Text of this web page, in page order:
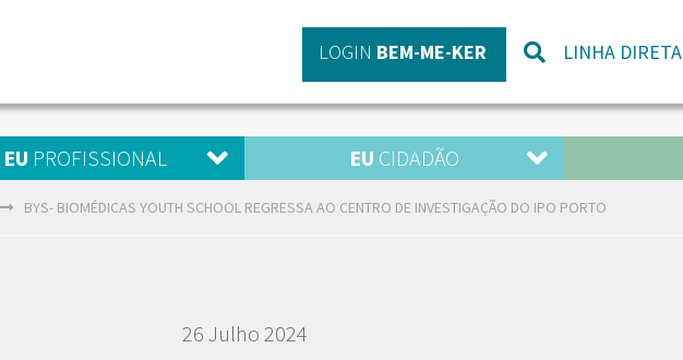
LOGIN BEM-ME-KER LINHA DIRETA
EU PROFISSIONAL EU CIDADÃO
BYS- BIOMÉDICAS YOUTH SCHOOL REGRESSA AO CENTRO DE INVESTIGAÇÃO DO IPO PORTO
26 Julho 2024